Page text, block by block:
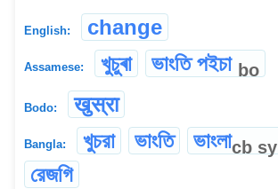
English: change
Assamese: খুচুৰা ভাংতি পইচা bo
Bodo: खुस्रा
Bangla: খুচরা ভাংতি ভাংলাcb syl
রেজগি